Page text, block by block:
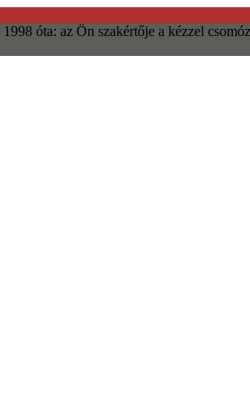
1998 óta: az Ön szakértője a kézzel